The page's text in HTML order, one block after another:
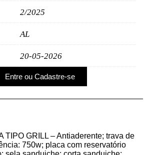
2/2025
AL
20-05-2026
Entre ou Cadastre-se
TIPO GRILL – Antiaderente; trava de
750w; placa com reservatório